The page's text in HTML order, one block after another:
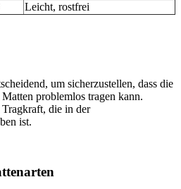
Leicht, rostfrei
um sicherzustellen, dass die
problemlos tragen kann.
die in der
ist.